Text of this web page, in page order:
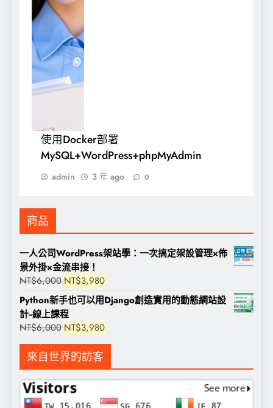
使用Docker部署
MySQL+WordPress+phpMyAdmin
admin 3 年 ago 0
商品
一人公司WordPress架站學：一次搞定架設管理×佈
景外掛×金流串接！
NT$6,000 原
始
價
格：
NT$6,000。
NT$3,980目
前
價
格：
NT$3,980。
Python新手也可以用Django創造實用的動態網站設
計--線上課程
NT$6,000 原
價
格：
NT$6,000。
NT$3,980目
格：
NT$3,980。
來自世界的訪客